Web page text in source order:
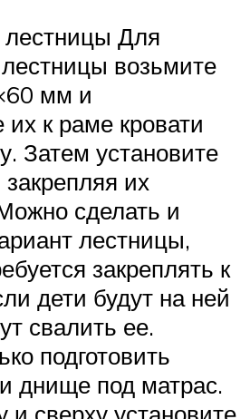
лестницы Для
лестницы возьмите
мм и
к раме кровати
Затем установите
их
сделать и
лестницы,
закреплять к
дети будут на ней
свалить ее.
подготовить
днище под матрас.